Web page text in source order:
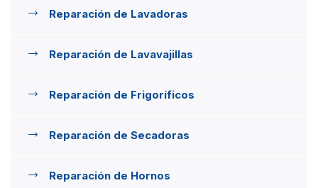
Reparación de Lavadoras
Reparación de Lavavajillas
Reparación de Frigoríficos
Reparación de Secadoras
Reparación de Hornos